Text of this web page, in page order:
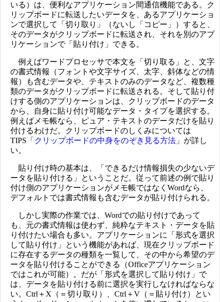
いる）は、便利なアプリケーション間通信機能である。ク
リップボードに転送したいデータを、あるアプリケーショ
ンで選択して「切り取り」（ないし「コピー」）すると、
そのデータがクリップボードに転送され、それを別のアプ
リケーションで「貼り付け」できる。
例えばワードプロセッサで本文を「切り取る」と、文字
の書式情報（フォントや文字サイズ、太字、斜体などの情
報）も含むデータや、テキストのみのデータなど、複数種
類のデータがクリップボードに転送される。そして貼り付
けする側のアプリケーションは、クリップボードのデータ
から、自身に貼り付け可能なデータ・タイプを選択する。
例えばメモ帳なら、ピュア・テキストのデータだけを貼り
付けるわけだ。クリップボードのしくみについては
TIPS「 クリップボードの中身をのぞき見る方法 」が詳し
い。
貼り付け時の基本は、「できるだけ情報損失の少ないデ
ータを貼り付ける」ということだ。従って前述の例で貼り
付け側のアプリケーションがメモ帳ではなくWordなら、
デフォルトでは書式情報も含むデータが貼り付けられる。
しかし実際の作業では、Wordでの貼り付けであって
も、元の書式情報は使わず、純粋なテキスト・データを貼
り付けたい場合も多い。アプリケーションに「形式を選択
して貼り付け」という機能があれば、現在クリップボード
に存在するデータの種類を一覧して、その中から希望のデ
ータを貼り付けることができる（Officeアプリケーション
ではこれが可能）。だが「形式を選択して貼り付け」で
は、データを貼り付ける前に選択を実行しなければならな
い。Ctrl＋X（＝切り取り）、Ctrl＋V（＝貼り付け）とい